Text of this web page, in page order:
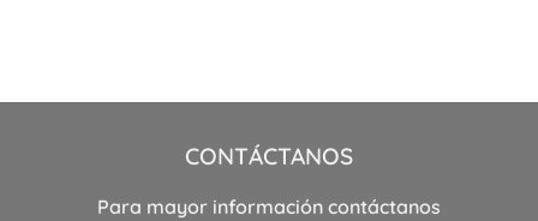
CONTÁCTANOS
Para mayor información contáctanos